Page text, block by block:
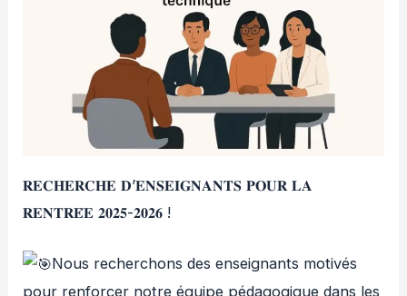
𝐑𝐄𝐂𝐇𝐄𝐑𝐂𝐇𝐄 𝐃’𝐄𝐍𝐒𝐄𝐈𝐆𝐍𝐀𝐍𝐓𝐒 𝐏𝐎𝐔𝐑 𝐋𝐀
𝐑𝐄𝐍𝐓𝐑𝐄́𝐄 𝟐𝟎𝟐𝟓-𝟐𝟎𝟐𝟔 !
Nous recherchons des enseignants motivés
pour renforcer notre équipe pédagogique dans les